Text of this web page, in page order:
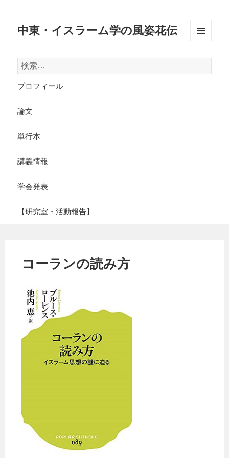
中東・イスラーム学の風姿花伝
検
索:
プロフィール
論文
単行本
講義情報
学会発表
【研究室・活動報告】
コーランの読み方